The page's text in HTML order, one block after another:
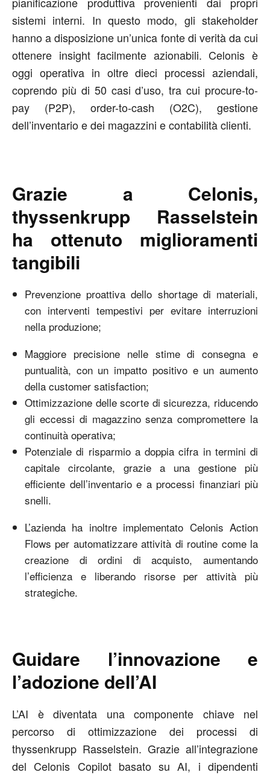
sistemi interni. In questo modo, gli stakeholder
hanno a disposizione un’unica fonte di verità da cui
ottenere insight facilmente azionabili. Celonis è
oggi operativa in oltre dieci processi aziendali,
coprendo più di 50 casi d’uso, tra cui procure-to-
pay (P2P), order-to-cash (O2C), gestione
dell’inventario e dei magazzini e contabilità clienti.
Grazie a Celonis,
thyssenkrupp Rasselstein
ha ottenuto miglioramenti
tangibili
Prevenzione proattiva dello shortage di materiali,
con interventi tempestivi per evitare interruzioni
nella produzione;
Maggiore precisione nelle stime di consegna e
puntualità, con un impatto positivo e un aumento
della customer satisfaction;
Ottimizzazione delle scorte di sicurezza, riducendo
gli eccessi di magazzino senza compromettere la
continuità operativa;
Potenziale di risparmio a doppia cifra in termini di
capitale circolante, grazie a una gestione più
efficiente dell’inventario e a processi finanziari più
snelli.
L’azienda ha inoltre implementato Celonis Action
Flows per automatizzare attività di routine come la
creazione di ordini di acquisto, aumentando
l’efficienza e liberando risorse per attività più
strategiche.
Guidare l’innovazione e
l’adozione dell’AI
L’AI è diventata una componente chiave nel
percorso di ottimizzazione dei processi di
thyssenkrupp Rasselstein. Grazie all’integrazione
del Celonis Copilot basato su AI, i dipendenti